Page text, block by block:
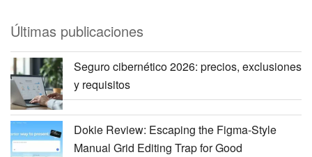
Últimas publicaciones
Seguro cibernético 2026: precios, exclusiones
y requisitos
Dokie Review: Escaping the Figma-Style
Manual Grid Editing Trap for Good